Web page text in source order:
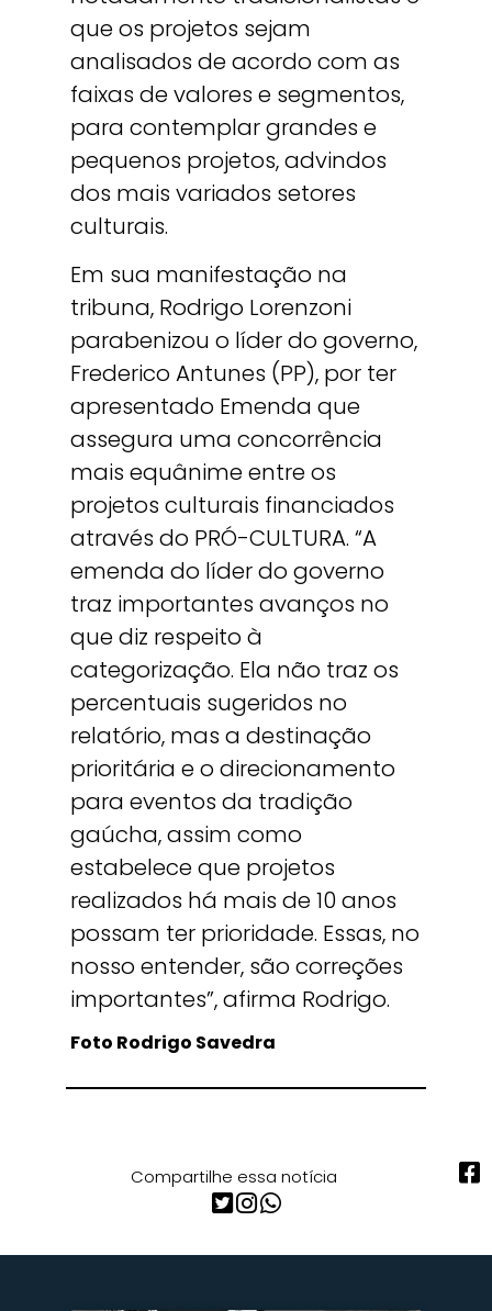
que os projetos sejam
analisados de acordo com as
faixas de valores e segmentos,
para contemplar grandes e
pequenos projetos, advindos
dos mais variados setores
culturais.
Em sua manifestação na
tribuna, Rodrigo Lorenzoni
parabenizou o líder do governo,
Frederico Antunes (PP), por ter
apresentado Emenda que
assegura uma concorrência
mais equânime entre os
projetos culturais financiados
através do PRÓ-CULTURA. “A
emenda do líder do governo
traz importantes avanços no
que diz respeito à
categorização. Ela não traz os
percentuais sugeridos no
relatório, mas a destinação
prioritária e o direcionamento
para eventos da tradição
gaúcha, assim como
estabelece que projetos
realizados há mais de 10 anos
possam ter prioridade. Essas, no
nosso entender, são correções
importantes”, afirma Rodrigo.
Foto Rodrigo Savedra
Compartilhe essa notícia